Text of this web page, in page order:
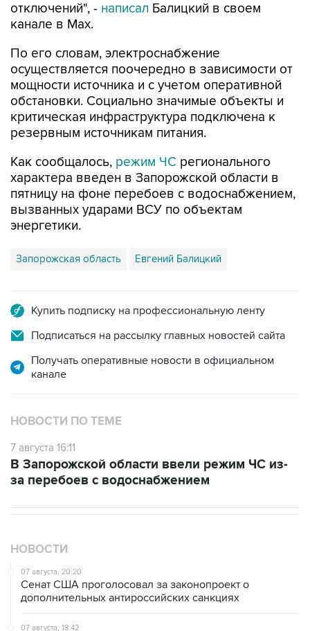
отключений", - написал Балицкий в своем
канале в Max.
По его словам, электроснабжение
осуществляется поочередно в зависимости от
мощности источника и с учетом оперативной
обстановки. Социально значимые объекты и
критическая инфраструктура подключена к
резервным источникам питания.
Как сообщалось, режим ЧС регионального
характера введен в Запорожской области в
пятницу на фоне перебоев с водоснабжением,
вызванных ударами ВСУ по объектам
энергетики.
Запорожская область Евгений Балицкий
Купить подписку на профессиональную ленту
Подписаться на рассылку главных новостей сайта
Получать оперативные новости в официальном
канале
НОВОСТИ ПО ТЕМЕ
7 августа 16:11
В Запорожской области ввели режим ЧС из-
за перебоев с водоснабжением
НОВОСТИ
07 августа, 20:20
Сенат США проголосовал за законопроект о
дополнительных антироссийских санкциях
07 августа, 18:42